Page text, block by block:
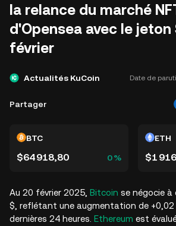
la relance du marché
d'Opensea avec le jeton
février
Actualités KuCoin Date de
Partager
BTC
$64 918,80 0 %
ETH
$1
Au 20 février 2025, Bitcoin se négocie à
$, reflétant une augmentation de +0,02
dernières 24 heures. Ethereum est